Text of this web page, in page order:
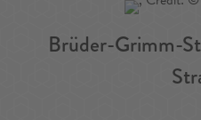
Brüder-Grimm-